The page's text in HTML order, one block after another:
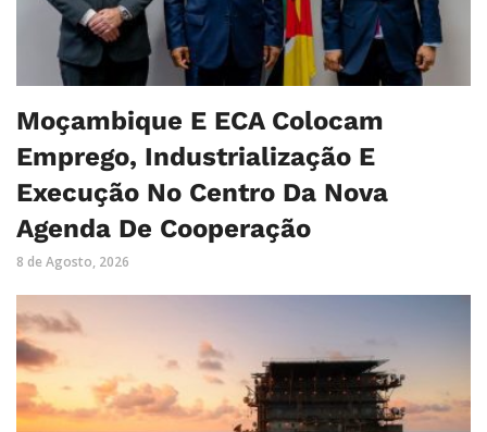
Moçambique E ECA Colocam
Emprego, Industrialização E
Execução No Centro Da Nova
Agenda De Cooperação
8 de Agosto, 2026